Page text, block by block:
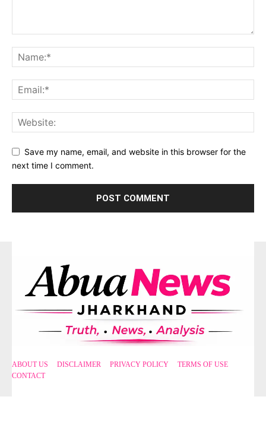
Save my name, email, and website in this browser for the
next time I comment.
ABOUT US DISCLAIMER PRIVACY POLICY
TERMS OF USE
CONTACT